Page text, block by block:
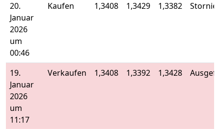
20.
Januar
2026
um
00:46
Kaufen 1,3408 1,3429 1,3382
19.
Januar
2026
um
11:17
Verkaufen 1,3408 1,3392 1,3428